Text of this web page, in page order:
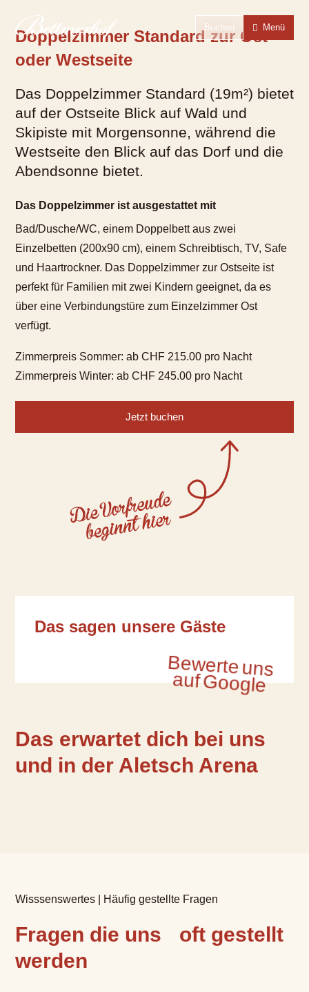
Buchen Menü
Doppelzimmer Standard zur Ost-
oder Westseite
Das Doppelzimmer Standard (19m²) bietet
auf der Ostseite Blick auf Wald und
Skipiste mit Morgensonne, während die
Westseite den Blick auf das Dorf und die
Abendsonne bietet.
Das Doppelzimmer ist ausgestattet mit
Bad/Dusche/WC, einem Doppelbett aus zwei
Einzelbetten (200x90 cm), einem Schreibtisch, TV, Safe
und Haartrockner. Das Doppelzimmer zur Ostseite ist
perfekt für Familien mit zwei Kindern geeignet, da es
über eine Verbindungstüre zum Einzelzimmer Ost
verfügt.
Zimmerpreis Sommer: ab CHF 215.00 pro Nacht
Zimmerpreis Winter: ab CHF 245.00 pro Nacht
Jetzt buchen
Das sagen unsere Gäste
Bewerte uns
auf Google
Das erwartet dich bei uns
und in der Aletsch Arena
Wisssenswertes | Häufig gestellte Fragen
Fragen die uns oft gestellt
werden